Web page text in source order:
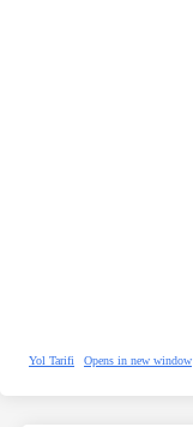
Yol Tarifi Opens in new window